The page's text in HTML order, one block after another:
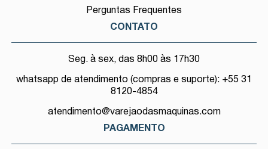
Perguntas Frequentes
CONTATO
Seg. à sex, das 8h00 às 17h30
whatsapp de atendimento (compras e suporte): +55 31
8120-4854
atendimento@varejaodasmaquinas.com
PAGAMENTO